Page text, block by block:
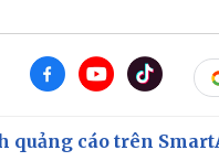
quảng cáo trên